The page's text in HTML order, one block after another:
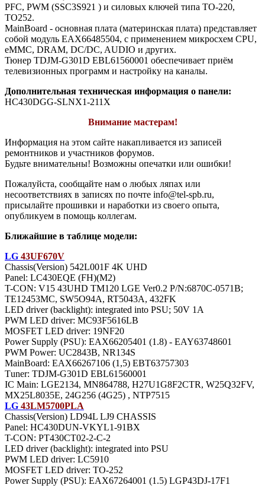
PFC, PWM (SSC3S921 ) и силовых ключей типа TO-220,
TO252.
MainBoard - основная плата (материнская плата) представляет
собой модуль EAX66485504, с применением микросхем CPU,
eMMC, DRAM, DC/DC, AUDIO и других.
Тюнер TDJM-G301D EBL61560001 обеспечивает приём
телевизионных программ и настройку на каналы.
Дополнительная техническая информация о панели:
HC430DGG-SLNX1-211X
Внимание мастерам!
Информация на этом сайте накапливается из записей
ремонтников и участников форумов.
Будьте внимательны! Возможны опечатки или ошибки!
Пожалуйста, сообщайте нам о любых ляпах или
несоответствиях в записях по почте info@tel-spb.ru,
присылайте прошивки и наработки из своего опыта,
опубликуем в помощь коллегам.
Ближайшие в таблице модели:
LG 43UF670V
Chassis(Version) 542L001F 4K UHD
Panel: LC430EQE (FH)(M2)
T-CON: V15 43UHD TM120 LGE Ver0.2 P/N:6870C-0571B;
TE12453MC, SW5O94A, RT5043A, 432FK
LED driver (backlight): integrated into PSU; 50V 1A
PWM LED driver: MC93F5616LB
MOSFET LED driver: 19NF20
Power Supply (PSU): EAX66205401 (1.8) - EAY63748601
PWM Power: UC2843B, NR134S
MainBoard: EAX66267106 (1,5) EBT63757303
Тuner: TDJM-G301D EBL61560001
IC Main: LGE2134, MN864788, H27U1G8F2CTR, W25Q32FV,
MX25L8035E, 24G256 (4G25) , NTP7515
LG 43LM5700PLA
Chassis(Version) LD94L LJ9 CHASSIS
Panel: HC430DUN-VKYL1-91BX
T-CON: PT430CT02-2-C-2
LED driver (backlight): integrated into PSU
PWM LED driver: LC5910
MOSFET LED driver: TO-252
Power Supply (PSU): EAX67264001 (1.5) LGP43DJ-17F1